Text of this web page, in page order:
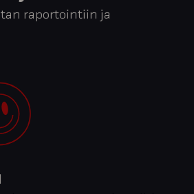
raportointiin ja